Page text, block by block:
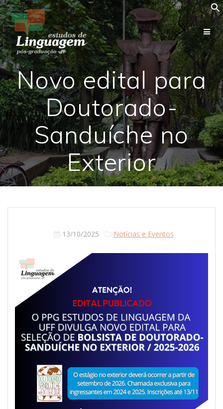
Skip
to
content
Novo edital para
Doutorado-
Sanduíche no
Exterior
13/10/2025 Notícias e Eventos